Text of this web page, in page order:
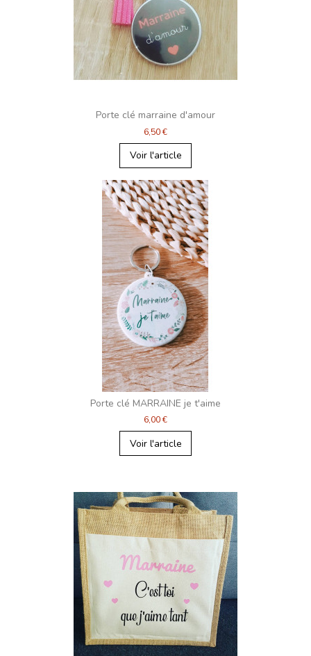
Porte clé marraine d'amour
6,50 €
Voir l'article
Porte clé MARRAINE je t'aime
6,00 €
Voir l'article